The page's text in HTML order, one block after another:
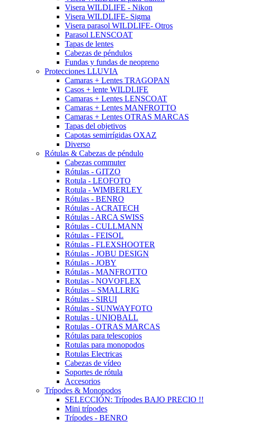
Visera WILDLIFE - Nikon
Visera WILDLIFE- Sigma
Visera parasol WILDLIFE- Otros
Parasol LENSCOAT
Tapas de lentes
Cabezas de péndulos
Fundas y fundas de neopreno
Protecciones LLUVIA
Camaras + Lentes TRAGOPAN
Casos + lente WILDLIFE
Camaras + Lentes LENSCOAT
Camaras + Lentes MANFROTTO
Camaras + Lentes OTRAS MARCAS
Tapas del objetivos
Capotas semirrígidas OXAZ
Diverso
Rótulas & Cabezas de péndulo
Cabezas commuter
Rótulas - GITZO
Rotula - LEOFOTO
Rotula - WIMBERLEY
Rótulas - BENRO
Rótulas - ACRATECH
Rótulas - ARCA SWISS
Rótulas - CULLMANN
Rótulas - FEISOL
Rótulas - FLEXSHOOTER
Rótulas - JOBU DESIGN
Rótulas - JOBY
Rótulas - MANFROTTO
Rotulas - NOVOFLEX
Rótulas – SMALLRIG
Rótulas - SIRUI
Rótulas - SUNWAYFOTO
Rotulas - UNIQBALL
Rotulas - OTRAS MARCAS
Rótulas para telescopios
Rotulas para monopodos
Rotulas Electricas
Cabezas de vídeo
Soportes de rótula
Accesorios
Trípodes & Monopodos
SELECCIÓN: Trípodes BAJO PRECIO !!
Mini trípodes
Trípodes - BENRO